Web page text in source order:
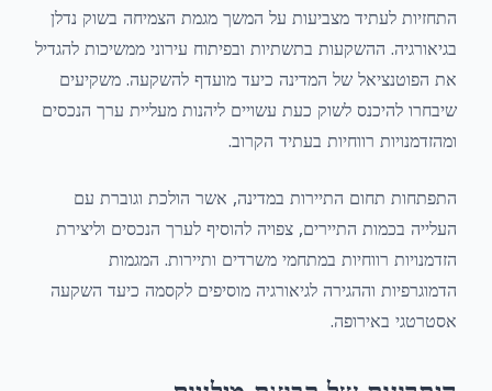
התחזיות לעתיד מצביעות על המשך מגמת הצמיחה בשוק נדלן
בגיאורגיה. ההשקעות בתשתיות ובפיתוח עירוני ממשיכות להגדיל
את הפוטנציאל של המדינה כיעד מועדף להשקעה. משקיעים
שיבחרו להיכנס לשוק כעת עשויים ליהנות מעליית ערך הנכסים
ומהזדמנויות רווחיות בעתיד הקרוב.
התפתחות תחום התיירות במדינה, אשר הולכת וגוברת עם
העלייה בכמות התיירים, צפויה להוסיף לערך הנכסים וליצירת
הזדמנויות רווחיות במתחמי משרדים ותיירות. המגמות
הדמוגרפיות וההגירה לגיאורגיה מוסיפים לקסמה כיעד השקעה
אסטרטגי באירופה.